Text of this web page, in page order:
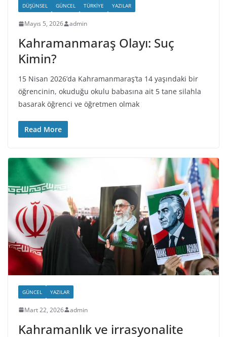
DÜŞÜNSEL GÜNCEL TÜRKIYE YAZILAR
Mayıs 5, 2026 admin
Kahramanmaraş Olayı: Suç
Kimin?
15 Nisan 2026’da Kahramanmaraş’ta 14 yaşındaki bir
öğrencinin, okuduğu okulu babasına ait 5 tane silahla
basarak öğrenci ve öğretmen olmak
Read More
GÜNCEL YAZILAR
Mart 22, 2026 admin
Kahramanlık ve irrasyonalite